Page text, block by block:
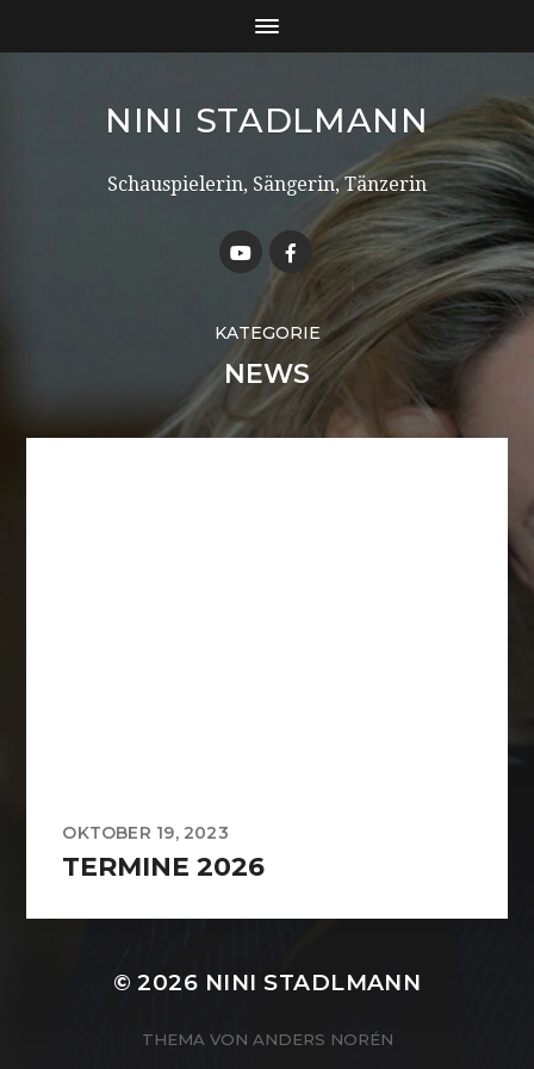
NINI STADLMANN
Schauspielerin, Sängerin, Tänzerin
KATEGORIE
NEWS
OKTOBER 19, 2023
TERMINE 2026
© 2026 NINI STADLMANN
THEMA VON ANDERS NORÉN